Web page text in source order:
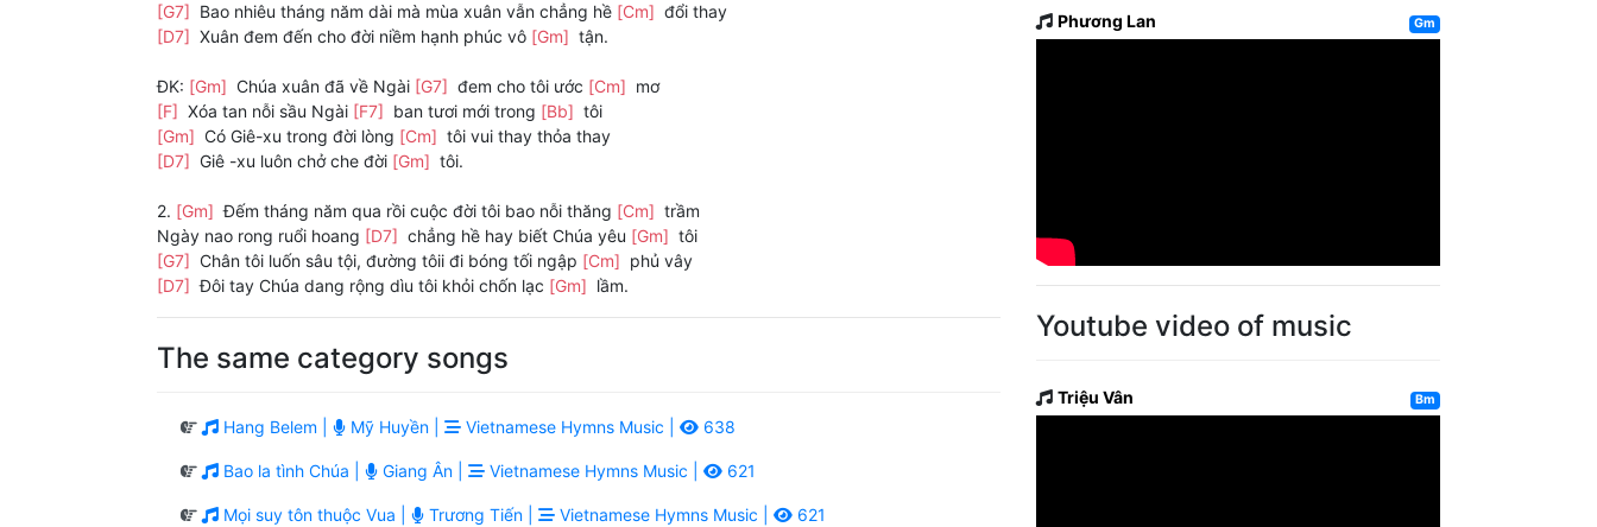
[G7] Bao nhiêu tháng năm dài mà mùa xuân vẫn chẳng hề [Cm] đổi thay
[D7] Xuân đem đến cho đời niềm hạnh phúc vô [Gm] tận.
ĐK: [Gm] Chúa xuân đã về Ngài [G7] đem cho tôi ước [Cm] mơ
[F] Xóa tan nỗi sầu Ngài [F7] ban tươi mới trong [Bb] tôi
[Gm] Có Giê-xu trong đời lòng [Cm] tôi vui thay thỏa thay
[D7] Giê -xu luôn chở che đời [Gm] tôi.
2. [Gm] Đếm tháng năm qua rồi cuộc đời tôi bao nỗi thăng [Cm] trầm
Ngày nao rong ruổi hoang [D7] chẳng hề hay biết Chúa yêu [Gm] tôi
[G7] Chân tôi luốn sâu tội, đường tôii đi bóng tối ngập [Cm] phủ vây
[D7] Đôi tay Chúa dang rộng dìu tôi khỏi chốn lạc [Gm] lầm.
The same category songs
Hang Belem | Mỹ Huyền | Vietnamese Hymns Music | 638
Bao la tình Chúa | Giang Ân | Vietnamese Hymns Music | 621
Mọi suy tôn thuộc Vua | Trương Tiến | Vietnamese Hymns Music | 621
Phương Lan Gm
Youtube video of music
Triệu Vân Bm